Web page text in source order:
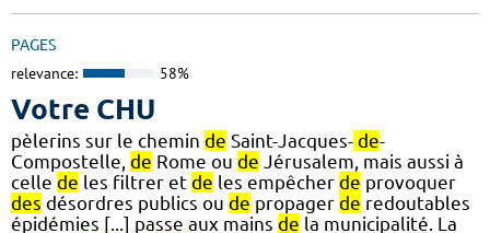
PAGES
relevance: 58%
Votre CHU
pèlerins sur le chemin de Saint-Jacques- de-
Compostelle, de Rome ou de Jérusalem, mais aussi à
celle de les filtrer et de les empêcher de provoquer
des désordres publics ou de propager de redoutables
épidémies [...] passe aux mains de la municipalité. La